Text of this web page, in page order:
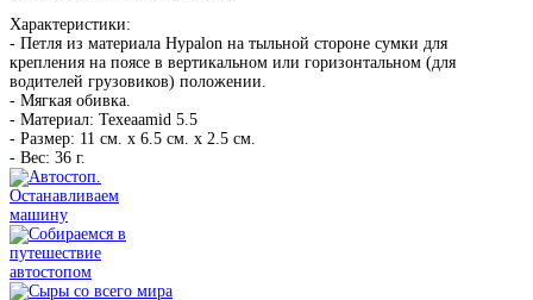
Характеристики:
- Петля из материала Hypalon на тыльной стороне сумки для
крепления на поясе в вертикальном или горизонтальном (для
водителей грузовиков) положении.
- Мягкая обивка.
- Материал: Texeaamid 5.5
- Размер: 11 см. х 6.5 см. х 2.5 см.
- Вес: 36 г.